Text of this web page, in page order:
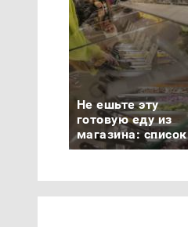
Не ешьте эту
готовую еду из
магазина: список